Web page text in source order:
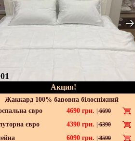
Акция!
Жаккард 100% бавовна білосніжний
євро
4690 грн. 6690
євро 4390 грн. 6390
6090 грн. 8590